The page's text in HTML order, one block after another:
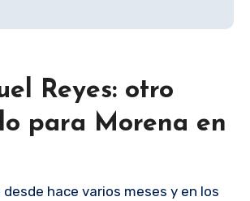
Reyes: otro
para Morena en
desde hace varios meses y en los